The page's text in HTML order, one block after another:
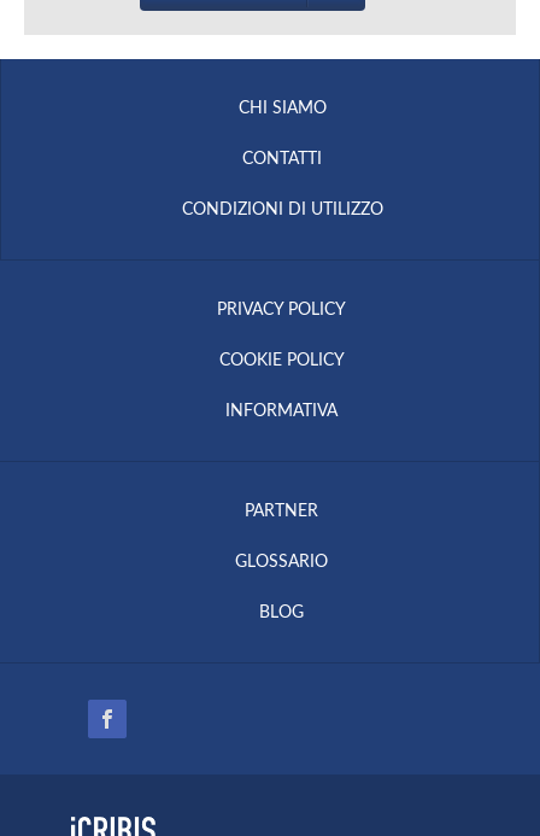
CHI SIAMO
CONTATTI
CONDIZIONI DI UTILIZZO
PRIVACY POLICY
COOKIE POLICY
INFORMATIVA
PARTNER
GLOSSARIO
BLOG